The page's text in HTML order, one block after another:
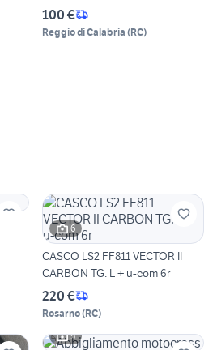
100 €
Reggio di Calabria (RC)
6
CASCO LS2 FF811 VECTOR II
CARBON TG. L + u-com 6r
220 €
Rosarno(RC)
5